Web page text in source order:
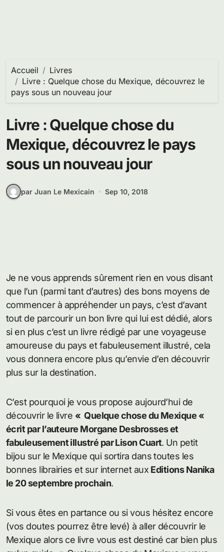
Accueil
Livres
Livre : Quelque chose du Mexique, découvrez le
pays sous un nouveau jour
Livre : Quelque chose du
Mexique, découvrez le pays
sous un nouveau jour
par Juan Le Mexicain Sep 10, 2018
Je ne vous apprends sûrement rien en vous disant
que l’un (parmi tant d’autres) des bons moyens de
commencer à appréhender un pays, c’est d’avant
tout de parcourir un bon livre qui lui est dédié, alors
si en plus c’est un livre rédigé par une voyageuse
amoureuse du pays et fabuleusement illustré, cela
vous donnera encore plus qu’envie d’en découvrir
plus sur la destination.
C’est pourquoi je vous propose aujourd’hui de
découvrir le livre « Quelque chose du Mexique «
écrit par l’auteure Morgane Desbrosses et
fabuleusement illustré par Lison Cuart. Un petit
bijou sur le Mexique qui sortira dans toutes les
bonnes librairies et sur internet aux Editions Nanika
le 20 septembre prochain.
Si vous êtes en partance ou si vous hésitez encore
(vos doutes pourrez être levé) à aller découvrir le
Mexique alors ce livre vous est destiné car bien plus